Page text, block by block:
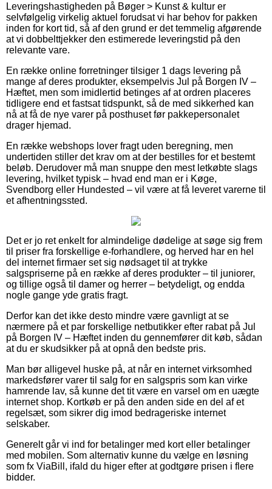
Leveringshastigheden på Bøger > Kunst & kultur er
selvfølgelig virkelig aktuel forudsat vi har behov for pakken
inden for kort tid, så af den grund er det temmelig afgørende
at vi dobbelttjekker den estimerede leveringstid på den
relevante vare.
En række online forretninger tilsiger 1 dags levering på
mange af deres produkter, eksempelvis Jul på Borgen IV –
Hæftet, men som imidlertid betinges af at ordren placeres
tidligere end et fastsat tidspunkt, så de med sikkerhed kan
nå at få de nye varer på posthuset før pakkepersonalet
drager hjemad.
En række webshops lover fragt uden beregning, men
undertiden stiller det krav om at der bestilles for et bestemt
beløb. Derudover må man snuppe den mest letkøbte slags
levering, hvilket typisk – hvad end man er i Køge,
Svendborg eller Hundested – vil være at få leveret varerne til
et afhentningssted.
Det er jo ret enkelt for almindelige dødelige at søge sig frem
til priser fra forskellige e-forhandlere, og herved har en hel
del internet firmaer set sig nødsaget til at trykke
salgspriserne på en række af deres produkter – til juniorer,
og tillige også til damer og herrer – betydeligt, og endda
nogle gange yde gratis fragt.
Derfor kan det ikke desto mindre være gavnligt at se
nærmere på et par forskellige netbutikker efter rabat på Jul
på Borgen IV – Hæftet inden du gennemfører dit køb, sådan
at du er skudsikker på at opnå den bedste pris.
Man bør alligevel huske på, at når en internet virksomhed
markedsfører varer til salg for en salgspris som kan virke
hamrende lav, så kunne det tit være en varsel om en uægte
internet shop. Kortkøb er på den anden side en del af et
regelsæt, som sikrer dig imod bedrageriske internet
selskaber.
Generelt går vi ind for betalinger med kort eller betalinger
med mobilen. Som alternativ kunne du vælge en løsning
som fx ViaBill, ifald du higer efter at godtgøre prisen i flere
bidder.